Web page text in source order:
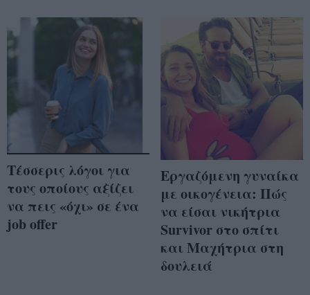
Τέσσερις λόγοι για
τους οποίους αξίζει
να πεις «όχι» σε ένα
job offer
Εργαζόμενη γυναίκα
με οικογένεια: Πώς
να είσαι νικήτρια
Survivor στο σπίτι
και Μαχήτρια στη
δουλειά